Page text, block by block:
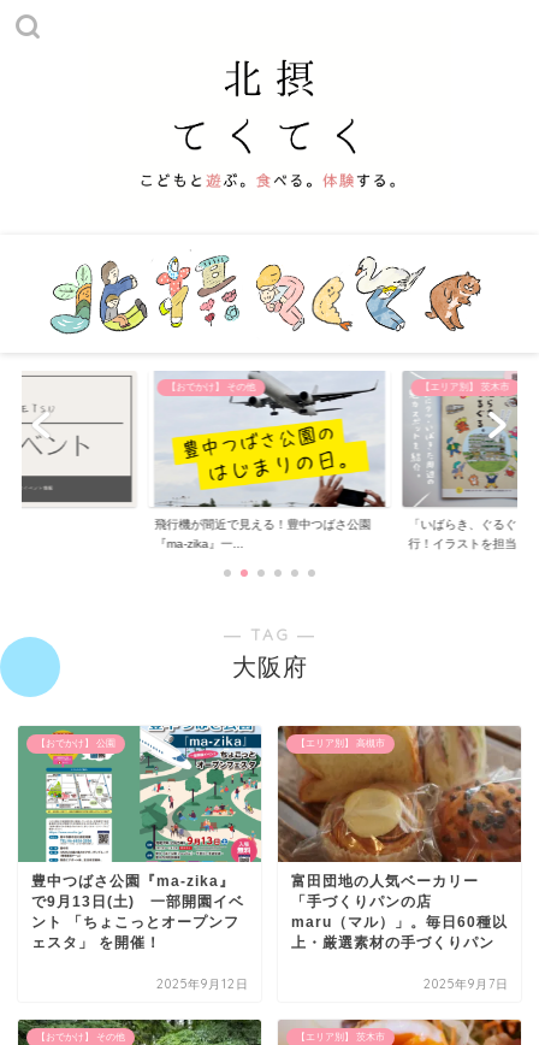
【おでかけ】 その他
飛行機が間近で見える！豊中つばさ公園
『ma-zika』一...
【エリア別】 茨木市
「いばらき、ぐるぐる
行！イラストを担当...
― TAG ―
大阪府
【おでかけ】 公園
豊中つばさ公園『ma-zika』
で9月13日(土) 一部開園イベ
ント 「ちょこっとオープンフ
ェスタ」 を開催！
2025年9月12日
【エリア別】 高槻市
富田団地の人気ベーカリー
「手づくりパンの店
maru（マル）」。毎日60種以
上・厳選素材の手づくりパン
2025年9月7日
【おでかけ】 その他 【エリア別】 茨木市